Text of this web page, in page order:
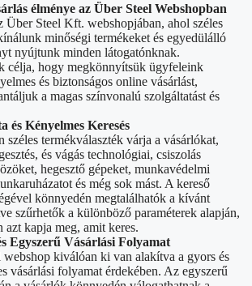
élménye az Über Steel Webshopban
Steel Kft. webshopjában, ahol széles
minőségi termékeket és egyedülálló
nyújtunk minden látogatónknak.
célja, hogy megkönnyítsük ügyfeleink
és biztonságos online vásárlást,
a magas színvonalú szolgáltatást és
és Kényelmes Keresés
széles termékválaszték várja a vásárlókat,
és vágás technológiai, csiszolás
hegesztő gépeket, munkavédelmi
és még sok mást. A kereső
könnyedén megtalálhatók a kívánt
szűrhetők a különböző paraméterek alapján,
azt kapja meg, amit keres.
Egyszerű Vásárlási Folyamat
kiválóan ki van alakítva a gyors és
vásárlási folyamat érdekében. Az egyszerű